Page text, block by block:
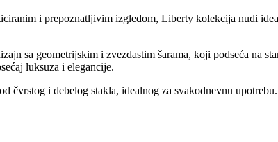
i prepoznatljivim izgledom, Liberty kolekcija nudi
sa geometrijskim i zvezdastim šarama, koji podseća na
luksuza i elegancije.
čvrstog i debelog stakla, idealnog za svakodnevnu